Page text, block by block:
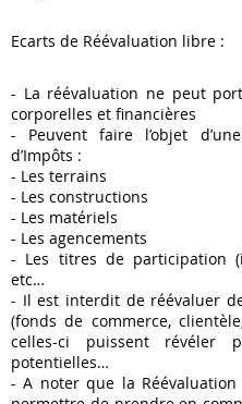
Ecarts de Réévaluation libre :
- La réévaluation ne peut
corporelles et financières
- Peuvent faire l’objet
d’Impôts :
- Les terrains
- Les constructions
- Les matériels
- Les agencements
- Les titres de participation
etc…
- Il est interdit de réévaluer
(fonds de commerce,
celles-ci puissent révéler
potentielles…
- A noter que la